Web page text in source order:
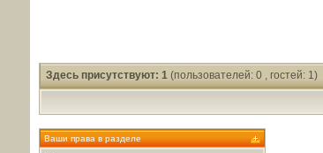
Здесь присутствуют: 1 (пользователей: 0 , гостей: 1)
Ваши права в разделе